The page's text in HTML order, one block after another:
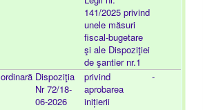
141/2025 privind
unele măsuri
fiscal-bugetare
şi ale Dispoziţiei
de şantier nr.1
ordinară Dispoziţia
Nr 72/18-
06-2026
privind
aprobarea
inițierii
-